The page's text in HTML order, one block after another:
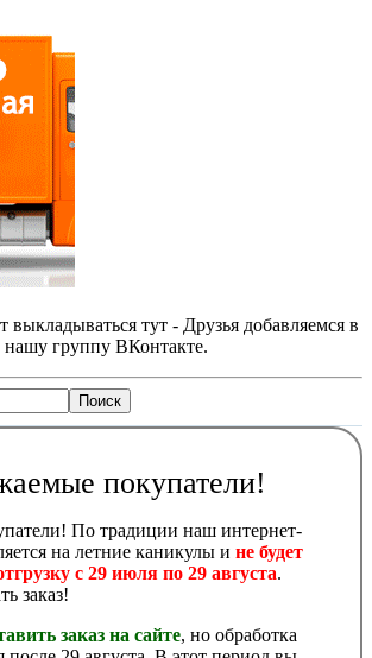
выкладываться тут - Друзья добавляемся в
нашу группу ВКонтакте.
покупатели!
По традиции наш интернет-
на летние каникулы и не будет
с 29 июля по 29 августа.
заказ!
заказ на сайте, но обработка